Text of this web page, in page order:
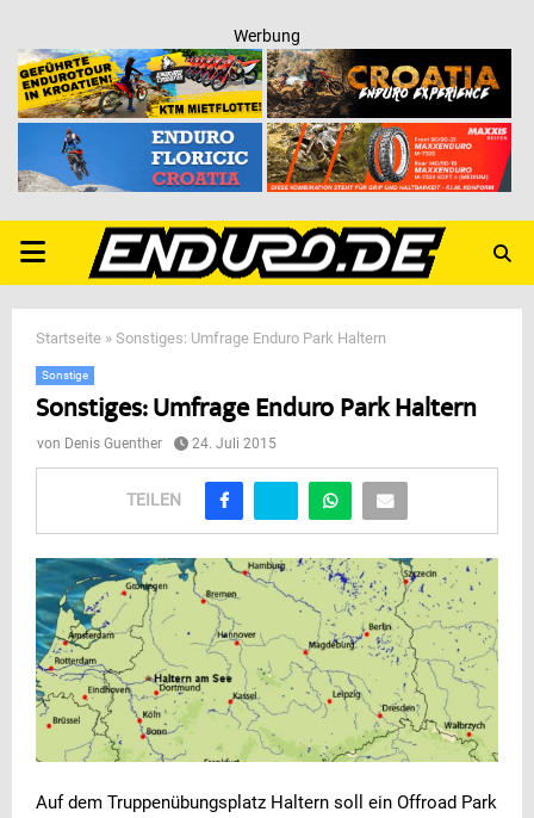
Werbung
PRIMARY
MENU
Startseite » Sonstiges: Umfrage Enduro Park Haltern
Sonstige
Sonstiges: Umfrage Enduro Park Haltern
von Denis Guenther 24. Juli 2015
TEILEN
Auf dem Truppenübungsplatz Haltern soll ein Offroad Park